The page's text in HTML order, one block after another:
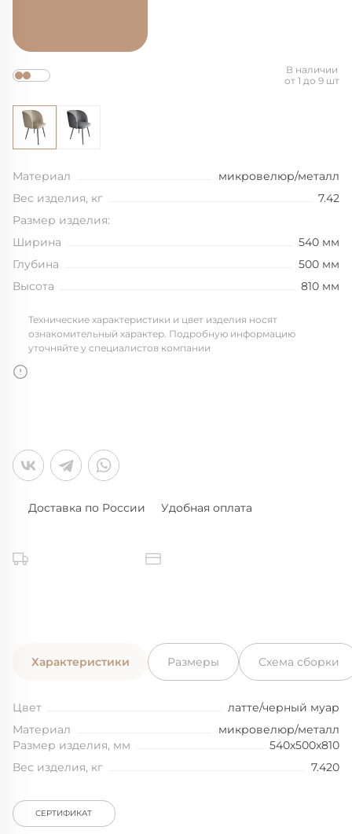
В наличии
от 1 до 9 шт
Материал
микровелюр/металл
Вес изделия, кг
7.42
Размер изделия:
Ширина
540 мм
Глубина
500 мм
Высота
810 мм
Технические характеристики и цвет изделия носят
ознакомительный характер. Подробную информацию
уточняйте у специалистов компании
Доставка по России Удобная оплата
Характеристики Размеры Схема сборки
Цвет
латте/черный муар
Материал
микровелюр/металл
Размер изделия, мм
540x500x810
Вес изделия, кг
7.420
СЕРТИФИКАТ